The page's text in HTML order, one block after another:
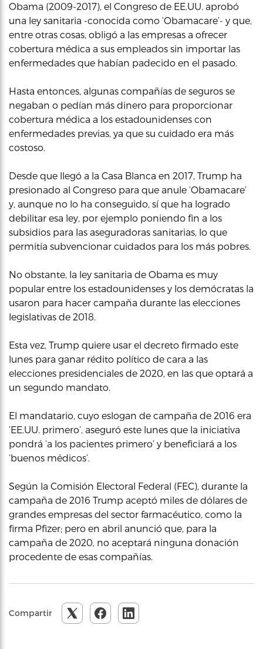
Obama (2009-2017), el Congreso de EE.UU. aprobó
una ley sanitaria -conocida como ‘Obamacare’- y que,
entre otras cosas, obligó a las empresas a ofrecer
cobertura médica a sus empleados sin importar las
enfermedades que habían padecido en el pasado.
Hasta entonces, algunas compañías de seguros se
negaban o pedían más dinero para proporcionar
cobertura médica a los estadounidenses con
enfermedades previas, ya que su cuidado era más
costoso.
Desde que llegó a la Casa Blanca en 2017, Trump ha
presionado al Congreso para que anule ‘Obamacare’
y, aunque no lo ha conseguido, sí que ha logrado
debilitar esa ley, por ejemplo poniendo fin a los
subsidios para las aseguradoras sanitarias, lo que
permitía subvencionar cuidados para los más pobres.
No obstante, la ley sanitaria de Obama es muy
popular entre los estadounidenses y los demócratas la
usaron para hacer campaña durante las elecciones
legislativas de 2018.
Esta vez, Trump quiere usar el decreto firmado este
lunes para ganar rédito político de cara a las
elecciones presidenciales de 2020, en las que optará a
un segundo mandato.
El mandatario, cuyo eslogan de campaña de 2016 era
‘EE.UU. primero’, aseguró este lunes que la iniciativa
pondrá ‘a los pacientes primero’ y beneficiará a los
‘buenos médicos’.
Según la Comisión Electoral Federal (FEC), durante la
campaña de 2016 Trump aceptó miles de dólares de
grandes empresas del sector farmacéutico, como la
firma Pfizer; pero en abril anunció que, para la
campaña de 2020, no aceptará ninguna donación
procedente de esas compañías.
Compartir